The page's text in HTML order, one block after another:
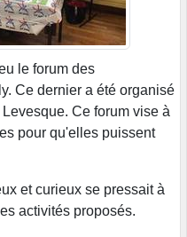
le forum des
Ce dernier a été organisé
Ce forum vise à
pour qu'elles puissent
et curieux se pressait à
activités proposés.